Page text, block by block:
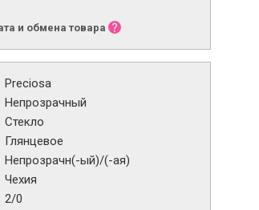
и обмена товара
Preciosa
Непрозрачный
Стекло
Глянцевое
Непрозрачн(-ый)/(-ая)
Чехия
2/0